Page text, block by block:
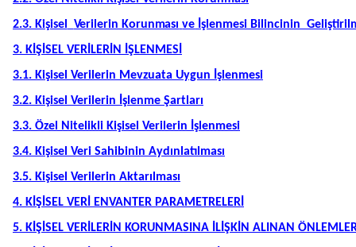
2.3. Kişisel Verilerin Korunması ve İşlenmesi Bilincinin
3. KİŞİSEL VERİLERİN İŞLENMESİ
3.1. Kişisel Verilerin Mevzuata Uygun İşlenmesi
3.2. Kişisel Verilerin İşlenme Şartları
3.3. Özel Nitelikli Kişisel Verilerin İşlenmesi
3.4. Kişisel Veri Sahibinin Aydınlatılması
3.5. Kişisel Verilerin Aktarılması
4. KİŞİSEL VERİ ENVANTER PARAMETRELERİ
5. KİŞİSEL VERİLERİN KORUNMASINA İLİŞKİN ALINAN